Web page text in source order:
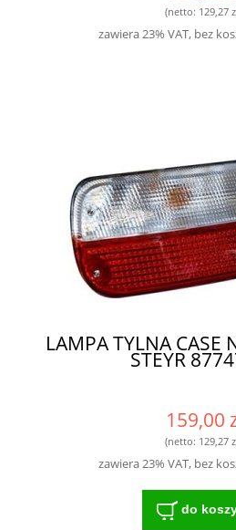
(netto: 129,27
zawiera 23% VAT, bez
LAMPA TYLNA CASE
STEYR
159,00
(netto: 129,27
zawiera 23% VAT, bez
do